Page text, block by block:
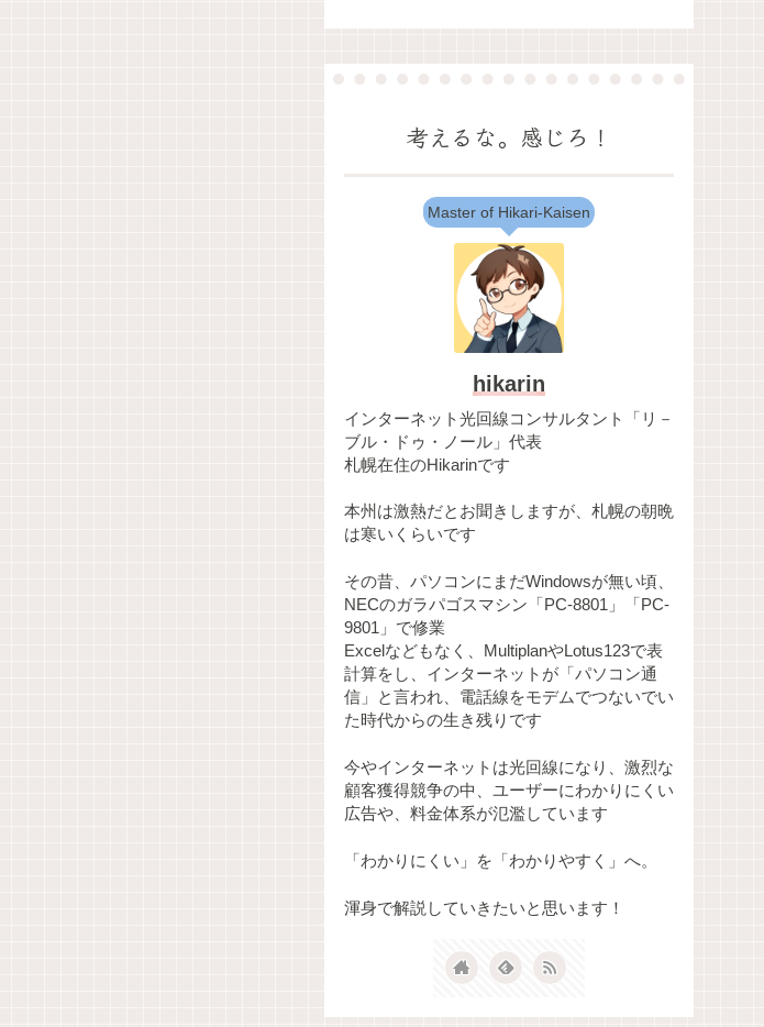
考えるな。感じろ！
Master of Hikari-Kaisen
hikarin
インターネット光回線コンサルタント「リ－
ブル・ドゥ・ノール」代表
札幌在住のHikarinです
本州は激熱だとお聞きしますが、札幌の朝晩
は寒いくらいです
その昔、パソコンにまだWindowsが無い頃、
NECのガラパゴスマシン「PC-8801」「PC-
9801」で修業
Excelなどもなく、MultiplanやLotus123で表
計算をし、インターネットが「パソコン通
信」と言われ、電話線をモデムでつないでい
た時代からの生き残りです
今やインターネットは光回線になり、激烈な
顧客獲得競争の中、ユーザーにわかりにくい
広告や、料金体系が氾濫しています
「わかりにくい」を「わかりやすく」へ。
渾身で解説していきたいと思います！